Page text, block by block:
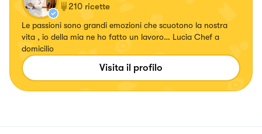
210 ricette
Le passioni sono grandi emozioni che scuotono la nostra
vita , io della mia ne ho fatto un lavoro… Lucia Chef a
domicilio
Visita il profilo